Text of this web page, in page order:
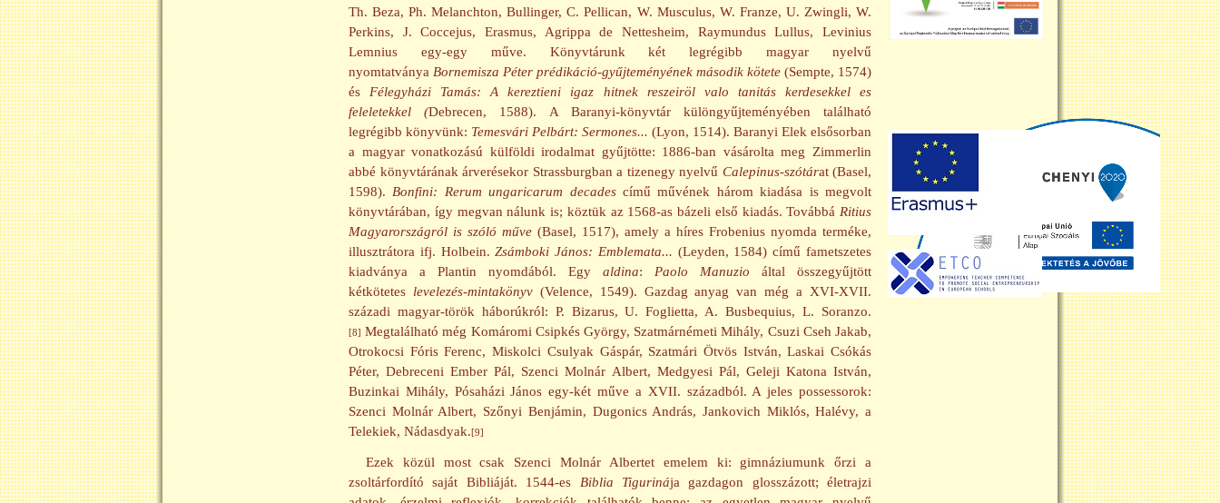
Th. Beza, Ph. Melanchton, Bullinger, C. Pellican, W. Musculus, W. Franze, U. Zwingli, W.
Perkins, J. Coccejus, Erasmus, Agrippa de Nettesheim, Raymundus Lullus, Levinius
Lemnius egy-egy műve. Könyvtárunk két legrégibb magyar nyelvű
nyomtatványa Bornemisza Péter prédikáció-gyűjteményének második kötete (Sempte, 1574)
és Félegyházi Tamás: A kereztieni igaz hitnek reszeiröl valo tanitás kerdesekkel es
feleletekkel (Debrecen, 1588). A Baranyi-könyvtár különgyűjteményében található
legrégibb könyvünk: Temesvári Pelbárt: Sermones... (Lyon, 1514). Baranyi Elek elsősorban
a magyar vonatkozású külföldi irodalmat gyűjtötte: 1886-ban vásárolta meg Zimmerlin
abbé könyvtárának árverésekor Strassburgban a tizenegy nyelvű Calepinus-szótárat (Basel,
1598). Bonfini: Rerum ungaricarum decadescímű művének három kiadása is megvolt
könyvtárában, így megvan nálunk is; köztük az 1568-as bázeli első kiadás. Továbbá Ritius
Magyarországról is szóló műve (Basel, 1517), amely a híres Frobenius nyomda terméke,
illusztrátora ifj. Holbein.Zsámboki János: Emblemata... (Leyden, 1584) című fametszetes
kiadványa a Plantin nyomdából. Egy aldina: Paolo Manuzio által összegyűjtött
kétkötetes levelezés-mintakönyv(Velence, 1549). Gazdag anyag van még a XVI-XVII.
századi magyar-török háborúkról: P. Bizarus, U. Foglietta, A. Busbequius, L. Soranzo.
[8] Megtalálható még Komáromi Csipkés György, Szatmárnémeti Mihály, Csuzi Cseh Jakab,
Otrokocsi Fóris Ferenc, Miskolci Csulyak Gáspár, Szatmári Ötvös István, Laskai Csókás
Péter, Debreceni Ember Pál, Szenci Molnár Albert, Medgyesi Pál, Geleji Katona István,
Buzinkai Mihály, Pósaházi János egy-két műve a XVII. századból. A jeles possessorok:
Szenci Molnár Albert, Szőnyi Benjámin, Dugonics András, Jankovich Miklós, Halévy, a
Telekiek, Nádasdyak.[9]
Ezek közül most csak Szenci Molnár Albertet emelem ki: gimnáziumunk őrzi a
zsoltárfordító saját Bibliáját. 1544-es Biblia Tigurinája gazdagon glosszázott; életrajzi